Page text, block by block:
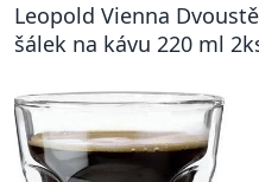
Leopold Vienna
šálek na kávu 220 ml